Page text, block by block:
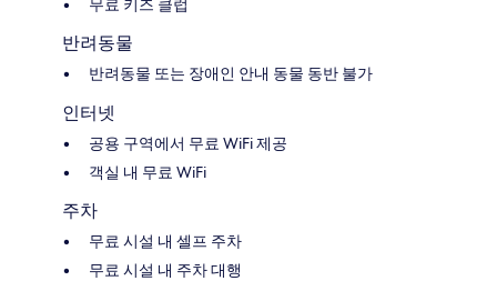
무료 키즈 클럽
반려동물
반려동물 또는 장애인 안내 동물 동반 불가
인터넷
공용 구역에서 무료 WiFi 제공
객실 내 무료 WiFi
주차
무료 시설 내 셀프 주차
무료 시설 내 주차 대행